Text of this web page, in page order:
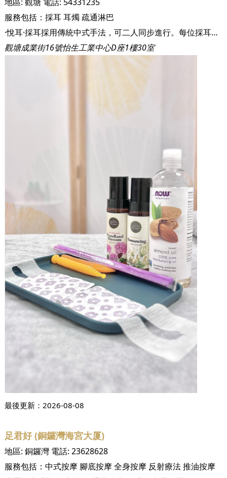
服務包括： 採耳耳燭 疏通淋巴
·悅耳·採耳採用傳統中式手法，可二人同步進行。每位採耳師都受過專業培訓，細心呵護客人的耳朵，令客人可以放鬆心情、舒緩壓力。 ·本店設有獨家人手推胸，幫助女性改善胸部問題。單次收費制度和以往美容院做法不同。 ·本店人情味十足，為客人帶來賓至如歸的感覺。
觀塘成業街16號怡生工業中心D座1樓30室
最後更新： 2026-08-08
足君好 (銅鑼灣海宮大厦)
地區: 銅鑼灣電話: 23628628
服務包括： 中式按摩 腳底按摩全身按摩 反射療法推油按摩